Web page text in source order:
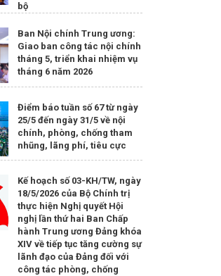
bộ
Ban Nội chính Trung ương:
Giao ban công tác nội chính
tháng 5, triển khai nhiệm vụ
tháng 6 năm 2026
Điểm báo tuần số 67 từ ngày
25/5 đến ngày 31/5 về nội
chính, phòng, chống tham
nhũng, lãng phí, tiêu cực
Kế hoạch số 03-KH/TW, ngày
18/5/2026 của Bộ Chính trị
thực hiện Nghị quyết Hội
nghị lần thứ hai Ban Chấp
hành Trung ương Đảng khóa
XIV về tiếp tục tăng cường sự
lãnh đạo của Đảng đối với
công tác phòng, chống